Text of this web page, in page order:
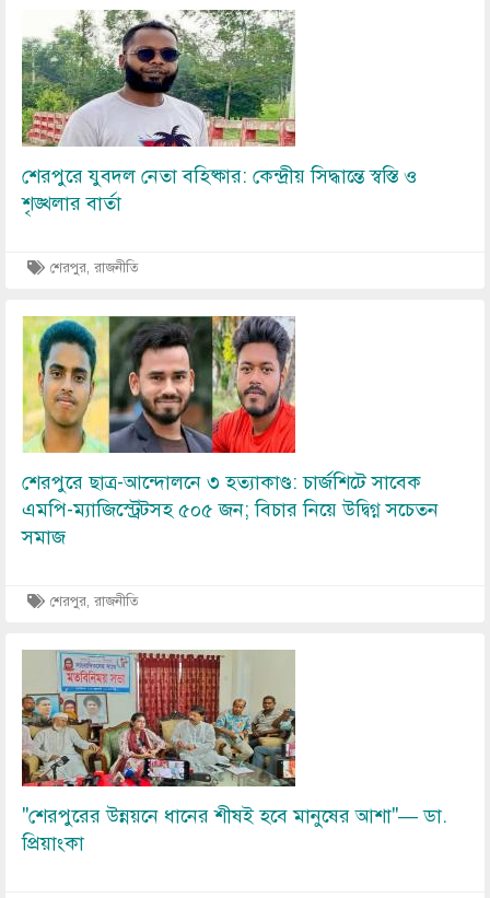
Image
শেরপুরে যুবদল নেতা বহিষ্কার: কেন্দ্রীয় সিদ্ধান্তে স্বস্তি ও
শৃঙ্খলার বার্তা
শেরপুর, রাজনীতি
Image
শেরপুরে ছাত্র-আন্দোলনে ৩ হত্যাকাণ্ড: চার্জশিটে সাবেক
এমপি-ম্যাজিস্ট্রেটসহ ৫০৫ জন; বিচার নিয়ে উদ্বিগ্ন সচেতন
সমাজ
শেরপুর, রাজনীতি
Image
"শেরপুরের উন্নয়নে ধানের শীষই হবে মানুষের আশা"— ডা.
প্রিয়াংকা